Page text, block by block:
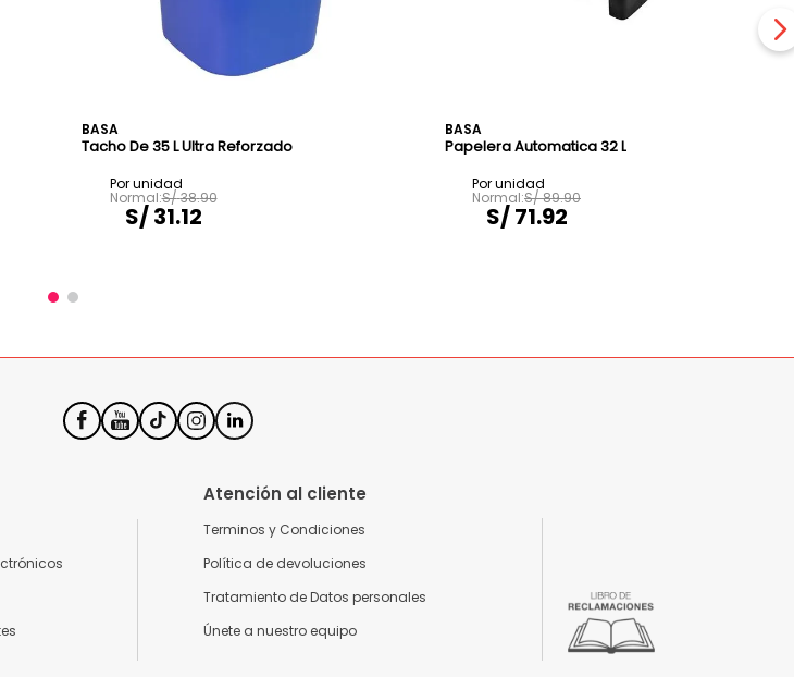
BASA
Tacho De 35 L Ultra Reforzado
S/38.90
S/31.12
BASA
Papelera Automatica 32 L
S/89.90
S/71.92
Atención al cliente
Terminos y Condiciones
Política de devoluciones
Tratamiento de Datos personales
Únete a nuestro equipo